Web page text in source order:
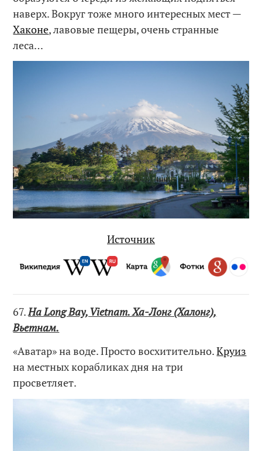
наверх. Вокруг тоже много интересных мест —
Хаконе, лавовые пещеры, очень странные
леса…
Источник
67.Ha Long Bay, Vietnam. Ха-Лонг (Халонг),
Вьетнам.
«Аватар» на воде. Просто восхитительно.Круиз
на местных корабликах дня на три
просветляет.